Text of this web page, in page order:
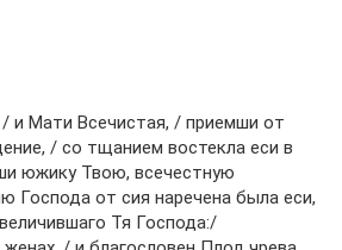
и Мати Всечистая, / приемши от
/ со тщанием востекла еси в
южику Твою, всечестную
Господа от сия наречена была еси,
Тя Господа:/